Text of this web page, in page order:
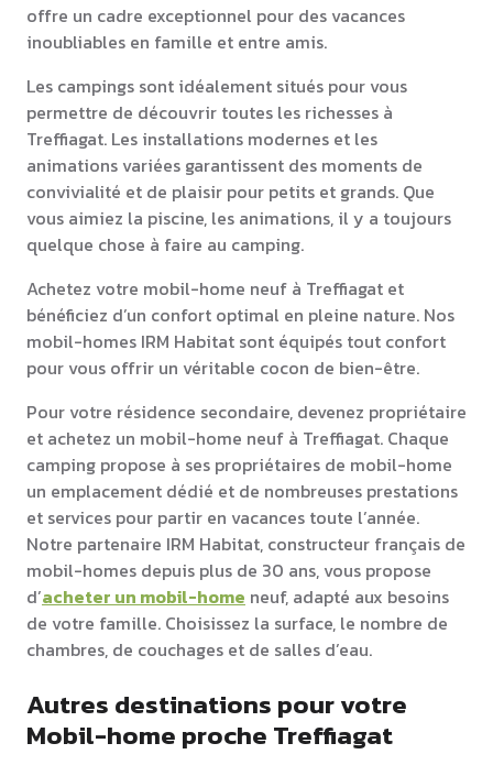
offre un cadre exceptionnel pour des vacances
inoubliables en famille et entre amis.
Les campings sont idéalement situés pour vous
permettre de découvrir toutes les richesses à
Treffiagat. Les installations modernes et les
animations variées garantissent des moments de
convivialité et de plaisir pour petits et grands. Que
vous aimiez la piscine, les animations, il y a toujours
quelque chose à faire au camping.
Achetez votre mobil-home neuf à Treffiagat et
bénéficiez d’un confort optimal en pleine nature. Nos
mobil-homes IRM Habitat sont équipés tout confort
pour vous offrir un véritable cocon de bien-être.
Pour votre résidence secondaire, devenez propriétaire
et achetez un mobil-home neuf à Treffiagat. Chaque
camping propose à ses propriétaires de mobil-home
un emplacement dédié et de nombreuses prestations
et services pour partir en vacances toute l’année.
Notre partenaire IRM Habitat, constructeur français de
mobil-homes depuis plus de 30 ans, vous propose
d’acheter un mobil-home neuf, adapté aux besoins
de votre famille. Choisissez la surface, le nombre de
chambres, de couchages et de salles d’eau.
Autres destinations pour votre
Mobil-home proche Treffiagat